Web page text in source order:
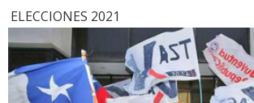
ELECCIONES 2021